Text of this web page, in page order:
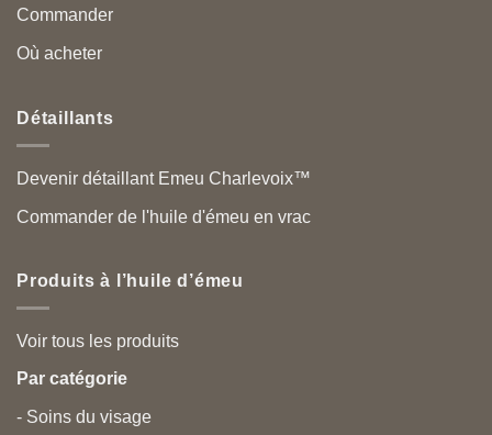
Commander
Où acheter
Détaillants
Devenir détaillant Emeu Charlevoix™
Commander de l'huile d'émeu en vrac
Produits à l’huile d’émeu
Voir tous les produits
Par catégorie
- Soins du visage